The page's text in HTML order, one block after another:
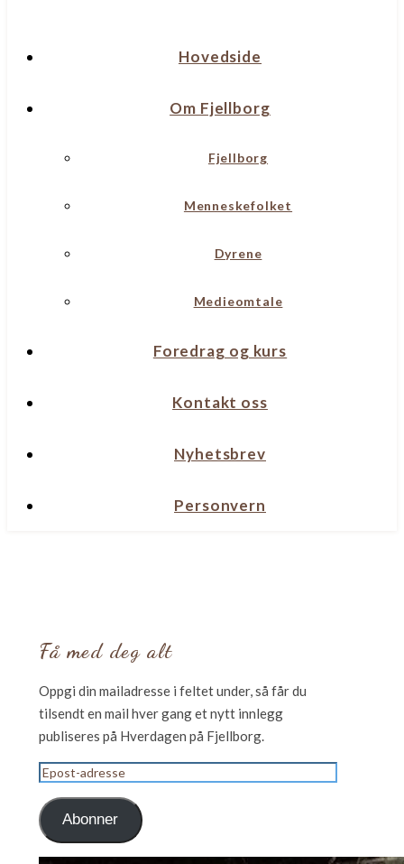
Hovedside
Om Fjellborg
Fjellborg
Menneskefolket
Dyrene
Medieomtale
Foredrag og kurs
Kontakt oss
Nyhetsbrev
Personvern
Få med deg alt
Oppgi din mailadresse i feltet under, så får du
tilsendt en mail hver gang et nytt innlegg
publiseres på Hverdagen på Fjellborg.
Epost-
adresse
Abonner